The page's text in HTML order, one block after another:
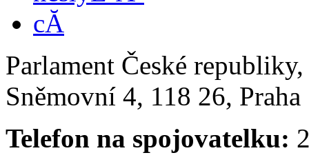
Parlament České
Sněmovní 4, 118 26,
Telefon na spojovatelku: